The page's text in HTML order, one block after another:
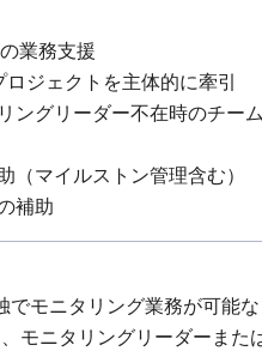
業務支援
ジェクトを主体的に牽引
ングリーダー不在時のチー
（マイルストン管理含む）
補助
でモニタリング業務が可能
モニタリングリーダーまた